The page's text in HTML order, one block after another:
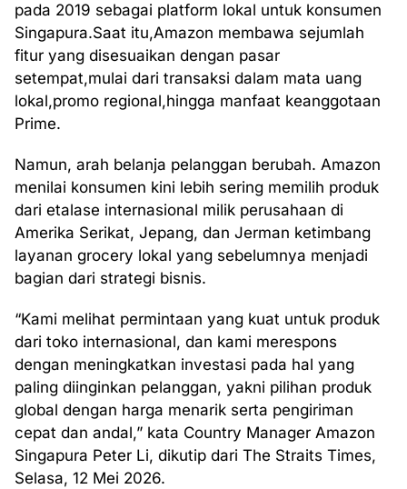
pada 2019 sebagai platform lokal untuk konsumen
Singapura.Saat itu,Amazon membawa sejumlah
fitur yang disesuaikan dengan pasar
setempat,mulai dari transaksi dalam mata uang
lokal,promo regional,hingga manfaat keanggotaan
Prime.
Namun, arah belanja pelanggan berubah. Amazon
menilai konsumen kini lebih sering memilih produk
dari etalase internasional milik perusahaan di
Amerika Serikat, Jepang, dan Jerman ketimbang
layanan grocery lokal yang sebelumnya menjadi
bagian dari strategi bisnis.
“Kami melihat permintaan yang kuat untuk produk
dari toko internasional, dan kami merespons
dengan meningkatkan investasi pada hal yang
paling diinginkan pelanggan, yakni pilihan produk
global dengan harga menarik serta pengiriman
cepat dan andal,” kata Country Manager Amazon
Singapura Peter Li, dikutip dari The Straits Times,
Selasa, 12 Mei 2026.